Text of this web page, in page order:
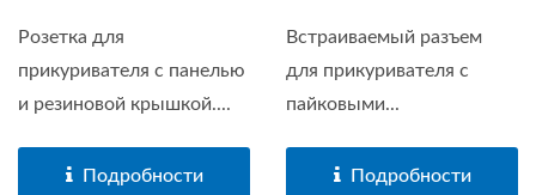
Розетка для
прикуривателя с панелью
и резиновой крышкой....
Подробности
Встраиваемый разъем
для прикуривателя с
пайковыми...
Подробности